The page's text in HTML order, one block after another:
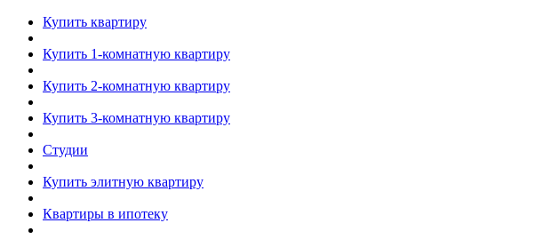
Купить квартиру
Купить 1-комнатную квартиру
Купить 2-комнатную квартиру
Купить 3-комнатную квартиру
Студии
Купить элитную квартиру
Квартиры в ипотеку